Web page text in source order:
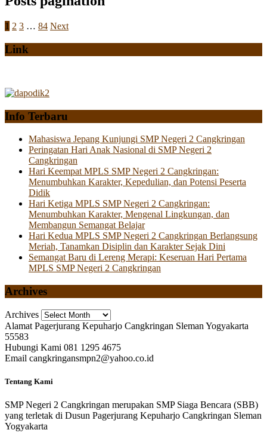
1 2 3 … 84 Next
Link
Info Terbaru
Mahasiswa Jepang Kunjungi SMP Negeri 2 Cangkringan
Peringatan Hari Anak Nasional di SMP Negeri 2
Cangkringan
Hari Keempat MPLS SMP Negeri 2 Cangkringan:
Menumbuhkan Karakter, Kepedulian, dan Potensi Peserta
Didik
Hari Ketiga MPLS SMP Negeri 2 Cangkringan:
Menumbuhkan Karakter, Mengenal Lingkungan, dan
Membangun Semangat Belajar
Hari Kedua MPLS SMP Negeri 2 Cangkringan Berlangsung
Meriah, Tanamkan Disiplin dan Karakter Sejak Dini
Semangat Baru di Lereng Merapi: Keseruan Hari Pertama
MPLS SMP Negeri 2 Cangkringan
Archives
Archives
Alamat Pagerjurang Kepuharjo Cangkringan Sleman Yogyakarta
55583
Hubungi Kami 081 1295 4675
Email cangkringansmpn2@yahoo.co.id
Tentang Kami
SMP Negeri 2 Cangkringan merupakan SMP Siaga Bencara (SBB)
yang terletak di Dusun Pagerjurang Kepuharjo Cangkringan Sleman
Yogyakarta